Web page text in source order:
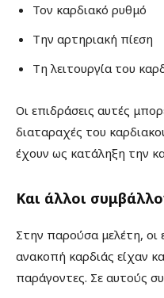
Τον καρδιακό ρυθμό
Την αρτηριακή πίεση
Τη λειτουργία του
Οι επιδράσεις αυτές
διαταραχές του
έχουν ως κατάληξη την
Και άλλοι
Στην παρούσα μελέτη, οι
ανακοπή καρδιάς είχαν
παράγοντες. Σε αυτούς